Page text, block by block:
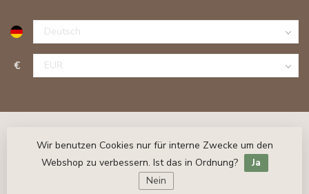
€
Wir benutzen Cookies nur für interne Zwecke um den
Webshop zu verbessern. Ist das in Ordnung?
Ja
Nein